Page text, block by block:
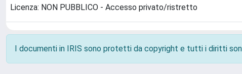
Licenza: NON PUBBLICO - Accesso privato/ristretto
I documenti in IRIS sono protetti da copyright e tutti i diritti